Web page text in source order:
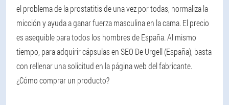
el problema de la prostatitis de una vez por todas, normaliza la
micción y ayuda a ganar fuerza masculina en la cama. El precio
es asequible para todos los hombres de España. Al mismo
tiempo, para adquirir cápsulas en SEO De Urgell (España), basta
con rellenar una solicitud en la página web del fabricante.
¿Cómo comprar un producto?